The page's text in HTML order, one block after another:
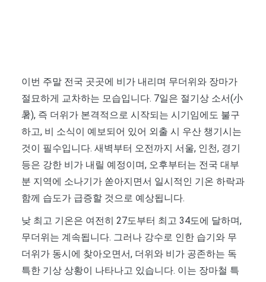
이번 주말 전국 곳곳에 비가 내리며 무더위와 장마가
절묘하게 교차하는 모습입니다. 7일은 절기상 소서(小
暑), 즉 더위가 본격적으로 시작되는 시기임에도 불구
하고, 비 소식이 예보되어 있어 외출 시 우산 챙기시는
것이 필수입니다. 새벽부터 오전까지 서울, 인천, 경기
등은 강한 비가 내릴 예정이며, 오후부터는 전국 대부
분 지역에 소나기가 쏟아지면서 일시적인 기온 하락과
함께 습도가 급증할 것으로 예상됩니다.
낮 최고 기온은 여전히 27도부터 최고 34도에 달하며,
무더위는 계속됩니다. 그러나 강수로 인한 습기와 무
더위가 동시에 찾아오면서, 더위와 비가 공존하는 독
특한 기상 상황이 나타나고 있습니다. 이는 장마철 특